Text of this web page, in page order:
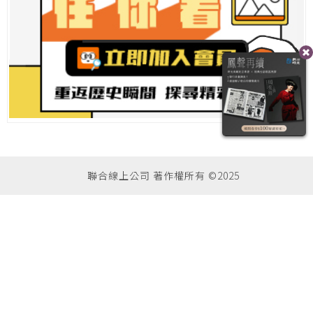
聯合線上公司 著作權所有 ©2025